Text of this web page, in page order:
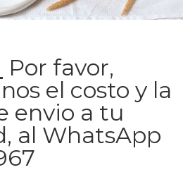
Por favor,
el costo y la
envio a tu
al WhatsApp